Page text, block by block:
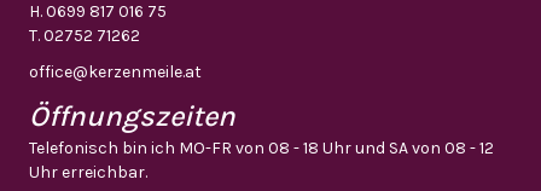
H.0699 817 016 75
T.02752 71262
office@kerzenmeile.at
Öffnungszeiten
Telefonisch bin ich MO-FR von 08 - 18 Uhr und SA von 08 - 12
Uhr erreichbar.